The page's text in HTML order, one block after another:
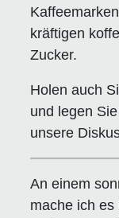
kräftigen
Zucker.
Holen auch
und legen
unsere
An einem
mache ich es